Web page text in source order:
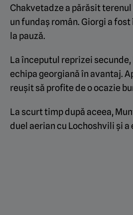
Chakvetadze a părăsit
un fundaș român. Giorgi a
la pauză.
La începutul reprizei
echipa georgiană în avantaj.
reușit să profite de o ocazie
La scurt timp după aceea,
duel aerian cu Lochoshvili și a